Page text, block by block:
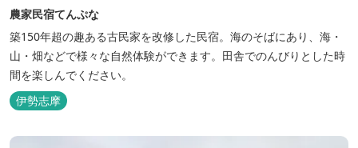
農家民宿てんぷな
築150年超の趣ある古民家を改修した民宿。海のそばにあり、海・
山・畑などで様々な自然体験ができます。田舎でのんびりとした時
間を楽しんでください。
伊勢志摩